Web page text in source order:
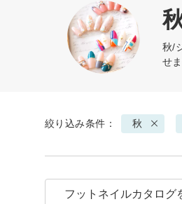
秋/
せま
絞り込み条件： 秋
フットネイルカタログ